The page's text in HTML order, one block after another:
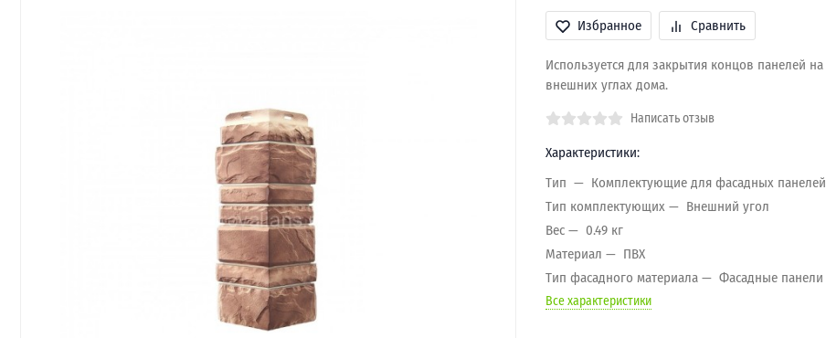
Избранное Сравнить
Используется для закрытия концов панелей на
внешних углах дома.
Написать отзыв
Характеристики:
Тип
Комплектующие для фасадных панелей
Тип комплектующих
Внешний угол
Вес
0.49 кг
Материал
ПВХ
Тип фасадного материала
Фасадные панели
Все характеристики